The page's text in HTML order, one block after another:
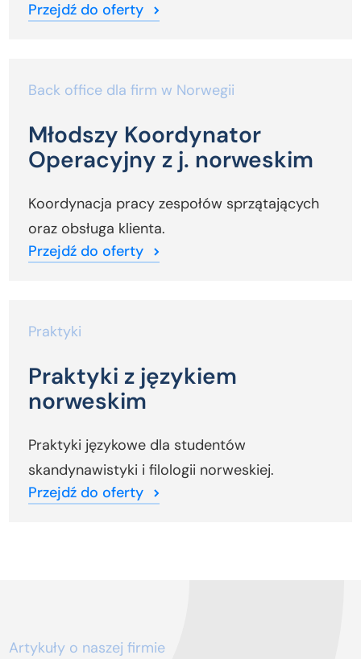
Przejdź do oferty
Back office dla firm w Norwegii
Młodszy Koordynator
Operacyjny z j. norweskim
Koordynacja pracy zespołów sprzątających
oraz obsługa klienta.
Przejdź do oferty
Praktyki
Praktyki z językiem
norweskim
Praktyki językowe dla studentów
skandynawistyki i filologii norweskiej.
Przejdź do oferty
Artykuły o naszej firmie